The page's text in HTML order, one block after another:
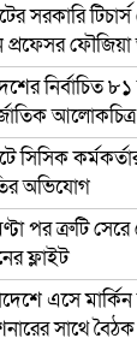
সরকারি
প্রফেসর
নির্বাচিত ৮১
আলোকচিত্র
সিসিক
অভিযোগ
পর ত্রুটি সেরে
ফ্লাইট
এসে
সাথে